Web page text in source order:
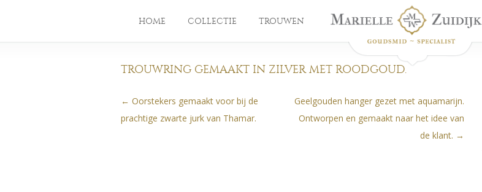
HOME COLLECTIE TROUWEN
TROUWRING GEMAAKT IN ZILVER MET ROODGOUD.
Berichtnavigatie
← Oorstekers gemaakt voor bij de
prachtige zwarte jurk van Thamar.
Geelgouden hanger gezet met aquamarijn.
Ontworpen en gemaakt naar het idee van
de klant. →